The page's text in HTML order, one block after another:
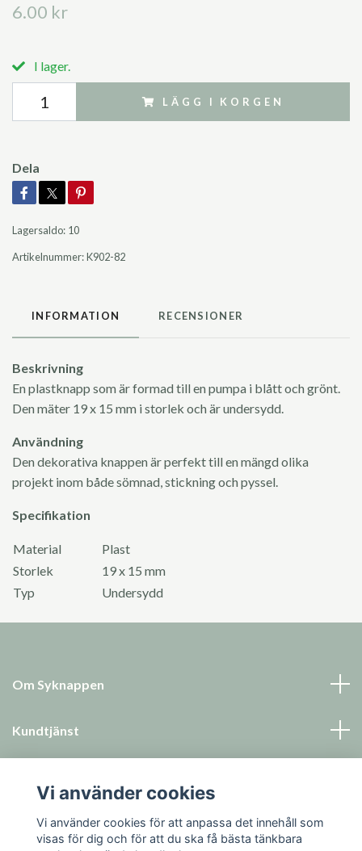
6.00 kr
I lager.
LÄGG I KORGEN
Dela
Lagersaldo: 10
Artikelnummer:K902-82
INFORMATION RECENSIONER
Beskrivning
En plastknapp som är formad till en pumpa i blått och grönt.
Den mäter 19 x 15 mm i storlek och är undersydd.
Användning
Den dekorativa knappen är perfekt till en mängd olika
projekt inom både sömnad, stickning och pyssel.
Specifikation
Material
Plast
Storlek
19 x 15 mm
Typ
Undersydd
Om Syknappen
Kundtjänst
Sociala medier
Vi använder cookies
Vi använder cookies för att anpassa det innehåll som
visas för dig och för att du ska få bästa tänkbara